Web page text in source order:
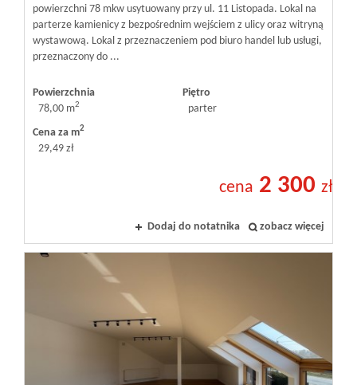
powierzchni 78 mkw usytuowany przy ul. 11 Listopada. Lokal na
parterze kamienicy z bezpośrednim wejściem z ulicy oraz witryną
wystawową. Lokal z przeznaczeniem pod biuro handel lub usługi,
przeznaczony do ...
Powierzchnia
78,00 m2
Piętro
parter
Cena za m2
29,49 zł
cena 2 300 zł
Dodaj do notatnika zobacz więcej